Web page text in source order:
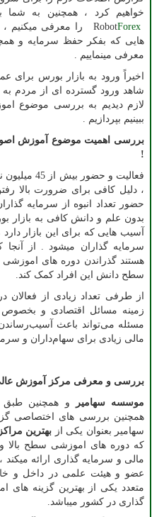
خواهیم کرد ، همچنین به شما
Forex
Robot
را معرفی میکنیم ،
هایی که بفکر حفظ سرمایه و
معرفی مینماییم .
اخیرا‌ً ورود به بازار بورس
شاهد ورود گسترده ای از مردم به
لازم دیدیم به بررسی موضوع
ببینیم بپردازیم .
بررسی اهمیت موضوع آموزش
!
فعالیت و
، دلیل کافی برای ضرورت بالا
حضور تعداد انبوه از سرمایه
بدون علم و دانش کافی به
آسیب هایی که برای این بازار
سرمایه گذاران میشود . از آنجا
هستند گذراندن دوره های اموزشی
سطح دانش این افراد کمک کند.
از طرفی تعداد زیادی از فعالان
زمینه مسائل اقتصادی و بخصوص
مسئله می‌تواند باعث
مالی زیادی برای سهام‌داران و
بررسی و معرفی مرکز آموزش
موسسه سهامیر
و همچنین طبق
همچنین بررسی های اختصاصی
سهامیر بعنوان یکی از بهترین
که دوره های اموزشی سطح بالا و
مالی و سرمایه گذاری ارائه میکند
عضو و هیئت علمی در داخل و
متعدد یکی از بهترین گزینه های
گذاری در کشور میباشد.